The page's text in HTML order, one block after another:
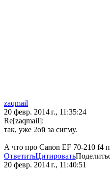
zaqmail
20 февр. 2014 г., 11:35:24
Re[zaqmail]:
так, уже 2ой за сигму.
А что про Canon EF 70-210 f4
ОтветитьЦитировать
20 февр. 2014 г., 11:40:51